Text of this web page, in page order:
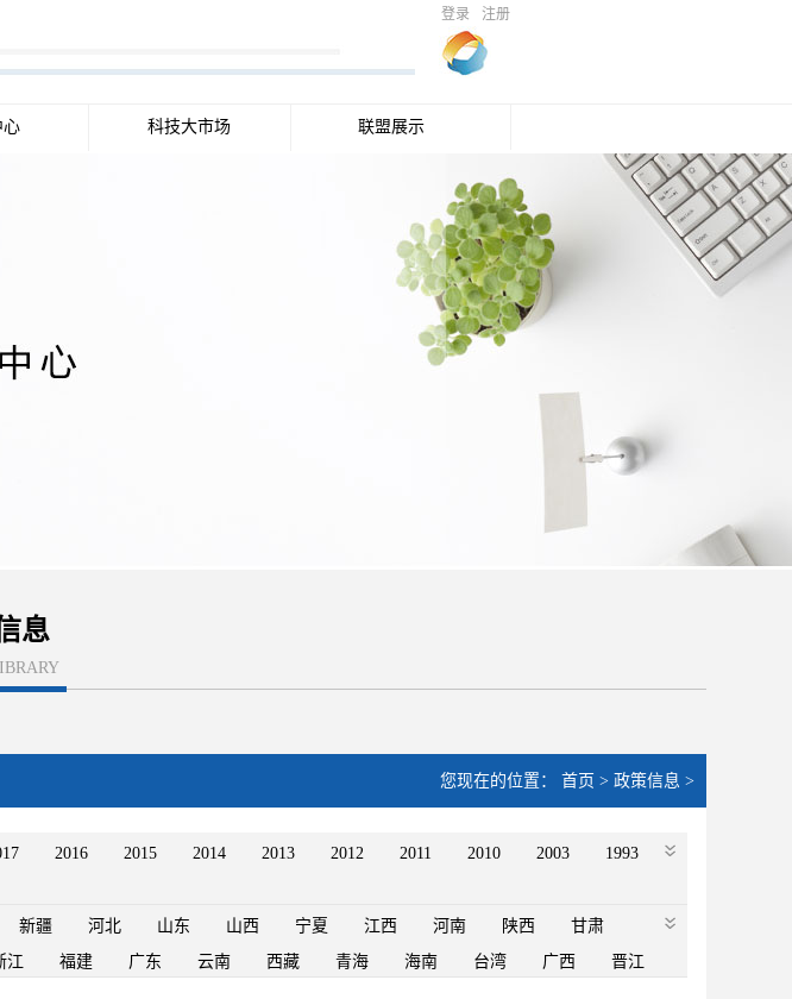
登录 注册
心 科技大市场 联盟展示
息
您现在的位置： 首页 > 政策信息 >
2016 2015 2014 2013 2012 2011 2010 2003
1993
新疆 河北 山东 山西 宁夏 江西 河南 陕西
甘肃
江 福建 广东 云南 西藏 青海 海南 台湾 广西 晋江